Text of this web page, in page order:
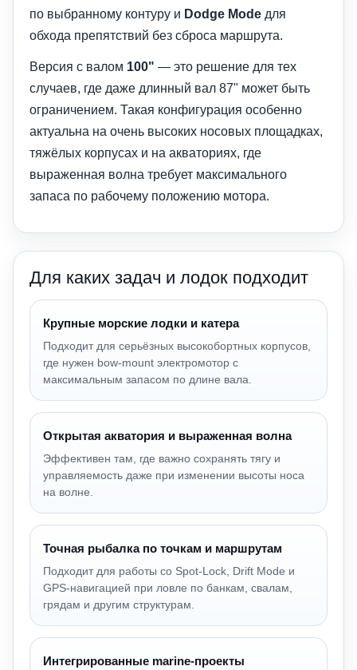
по выбранному контуру и Dodge Mode для
обхода препятствий без сброса маршрута.
Версия с валом 100" — это решение для тех
случаев, где даже длинный вал 87" может быть
ограничением. Такая конфигурация особенно
актуальна на очень высоких носовых площадках,
тяжёлых корпусах и на акваториях, где
выраженная волна требует максимального
запаса по рабочему положению мотора.
Для каких задач и лодок подходит
Крупные морские лодки и катера
Подходит для серьёзных высокобортных корпусов,
где нужен bow-mount электромотор с
максимальным запасом по длине вала.
Открытая акватория и выраженная волна
Эффективен там, где важно сохранять тягу и
управляемость даже при изменении высоты носа
на волне.
Точная рыбалка по точкам и маршрутам
Подходит для работы со Spot-Lock, Drift Mode и
GPS-навигацией при ловле по банкам, свалам,
грядам и другим структурам.
Интегрированные marine-проекты